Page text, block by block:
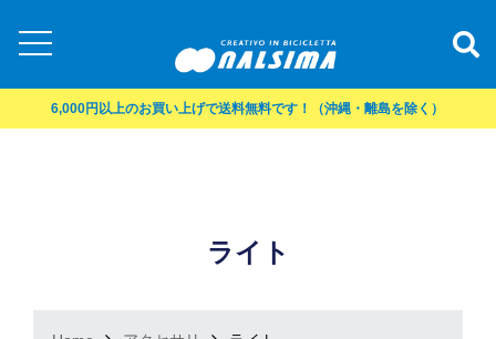
6,000円以上のお買い上げで送料無料です！（沖縄・離島を除く）
ライト